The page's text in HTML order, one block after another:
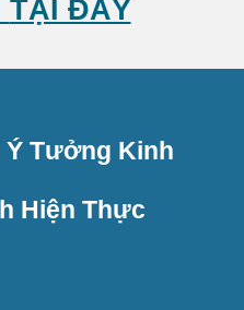
TẠI ĐÂY
Ý Tưởng Kinh
Hiện Thực